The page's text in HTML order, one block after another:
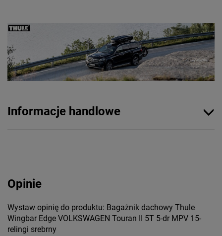
Informacje handlowe
Opinie
Wystaw opinię do produktu: Bagażnik dachowy Thule
Wingbar Edge VOLKSWAGEN Touran II 5T 5-dr MPV 15-
relingi srebrny